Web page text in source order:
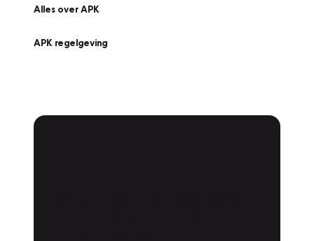
Alles over APK
APK regelgeving